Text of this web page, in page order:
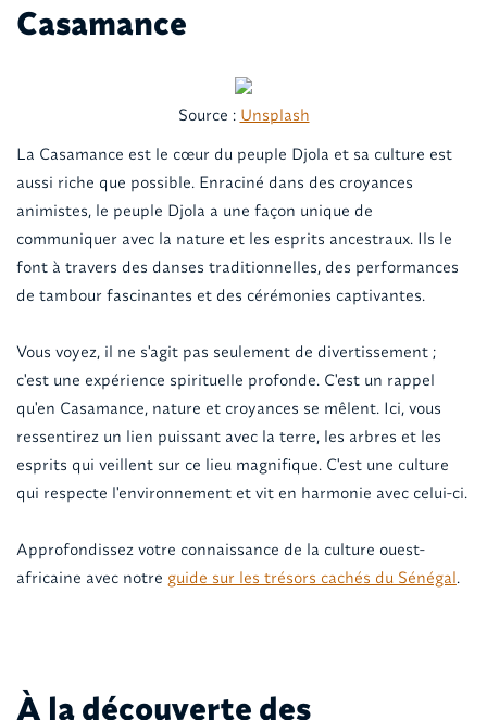
Casamance
Source : Unsplash
La Casamance est le cœur du peuple Djola et sa culture est
aussi riche que possible. Enraciné dans des croyances
animistes, le peuple Djola a une façon unique de
communiquer avec la nature et les esprits ancestraux. Ils le
font à travers des danses traditionnelles, des performances
de tambour fascinantes et des cérémonies captivantes.
Vous voyez, il ne s'agit pas seulement de divertissement ;
c'est une expérience spirituelle profonde. C'est un rappel
qu'en Casamance, nature et croyances se mêlent. Ici, vous
ressentirez un lien puissant avec la terre, les arbres et les
esprits qui veillent sur ce lieu magnifique. C'est une culture
qui respecte l'environnement et vit en harmonie avec celui-ci.
Approfondissez votre connaissance de la culture ouest-
africaine avec notre guide sur les trésors cachés du Sénégal.
À la découverte des